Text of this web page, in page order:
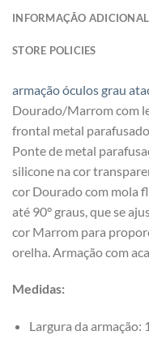
INFORMAÇÃO ADICIONAL
STORE POLICIES
armação óculos grau
Dourado/Marrom com
frontal metal
Ponte de metal
silicone na cor
cor Dourado com mola
até 90° graus, que se
cor Marrom para
orelha. Armação com
Medidas:
Largura da armação: